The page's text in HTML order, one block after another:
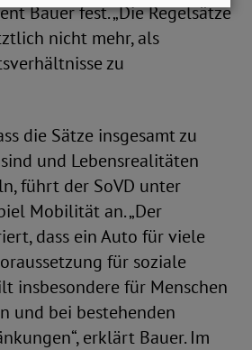
Bauer fest. „Die Regelsätze
nicht mehr, als
zu
die Sätze insgesamt zu
und Lebensrealitäten
führt der SoVD unter
Mobilität an. „Der
dass ein Auto für viele
für soziale
insbesondere für Menschen
und bei bestehenden
erklärt Bauer. Im